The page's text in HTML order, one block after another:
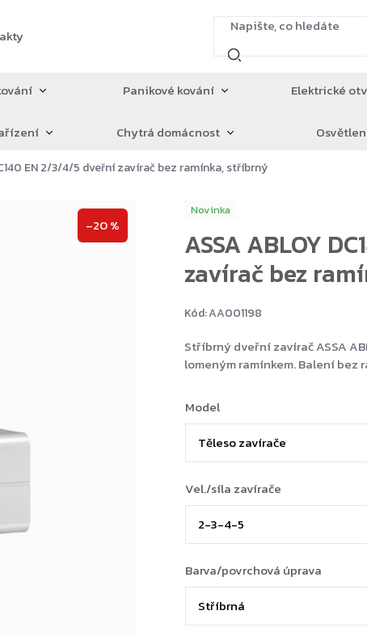
Panikové kování Elektrické
Chytrá domácnost
EN 2/3/4/5 dveřní zavírač bez ramínka, stříbrný
Novinka
ASSA ABLOY
zavírač bez
Kód:AA001198
–20 %
Model
Vel./síla zavírače
Barva/povrchová úprava
Stříbrný dveřní zavírač ASSA
lomeným ramínkem. Balení bez